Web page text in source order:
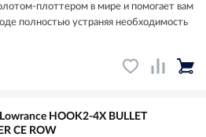
плоттером в мире и помогает вам
полностью устраняя необходимость
HOOK2-4X BULLET
CE ROW